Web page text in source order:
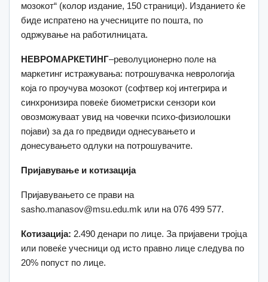
мозокот“ (колор издание, 150 страници). Изданието ќе
биде испратено на учесниците по пошта, по
одржување на работилницата.
НЕВРОМАРКЕТИНГ–револуционерно поле на
маркетинг истражувања: потрошувачка неврологија
која го проучува мозокот (софтвер кој интегрира и
синхронизира повеќе биометриски сензори кои
овозможуваат увид на човечки психо-физиолошки
појави) за да го предвиди однесувањето и
донесувањето одлуки на потрошувачите.
Пријавување и котизација
Пријавувањето се прави на
sasho.manasov@msu.edu.mk или на 076 499 577.
Котизација: 2.490 денари по лице. За пријавени тројца
или повеќе учесници од исто правно лице следува по
20% попуст по лице.